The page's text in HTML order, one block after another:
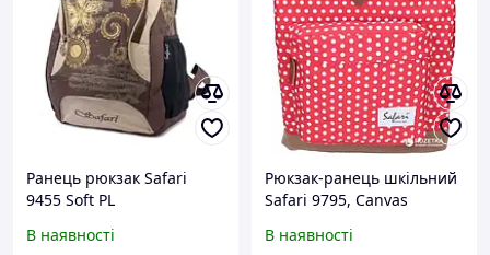
Ранець рюкзак Safari
9455 Soft PL
В наявності
Рюкзак-ранець шкільний
Safari 9795, Canvas
В наявності